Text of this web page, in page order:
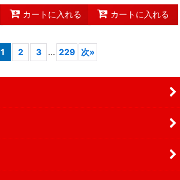
カートに入れる カートに入れる
1 2 3 ... 229 次»